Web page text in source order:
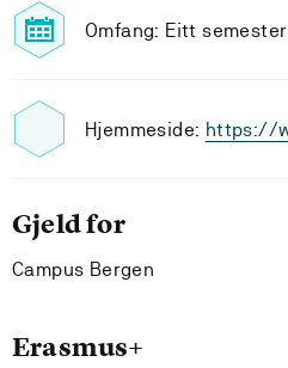
Omfang: Eitt semester
Hjemmeside: https://
Gjeld for
Campus Bergen
Erasmus+